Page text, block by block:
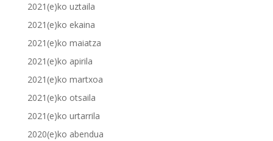
2021(e)ko uztaila
2021(e)ko ekaina
2021(e)ko maiatza
2021(e)ko apirila
2021(e)ko martxoa
2021(e)ko otsaila
2021(e)ko urtarrila
2020(e)ko abendua